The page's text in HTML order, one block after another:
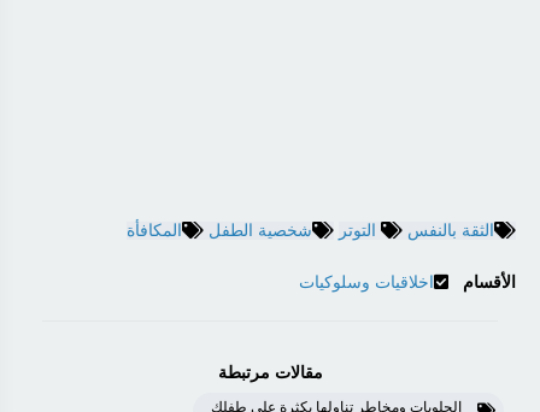
الثقة بالنفس التوتر شخصية الطفل المكافأة
الأقسام اخلاقيات وسلوكيات
مقالات مرتبطة
الحلويات ومخاطر تناولها بكثرة على طفلك